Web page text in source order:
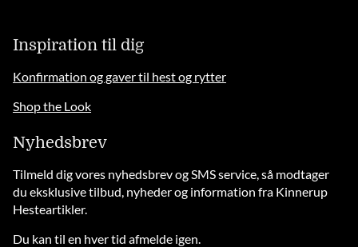
Inspiration til dig
Konfirmation og gaver til hest og rytter
Shop the Look
Nyhedsbrev
Tilmeld dig vores nyhedsbrev og SMS service, så modtager
du eksklusive tilbud, nyheder og information fra Kinnerup
Hesteartikler.
Du kan til en hver tid afmelde igen.